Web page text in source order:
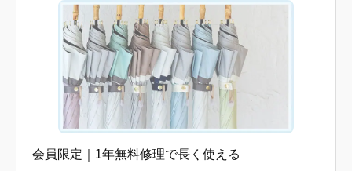
会員限定｜1年無料修理で長く使える